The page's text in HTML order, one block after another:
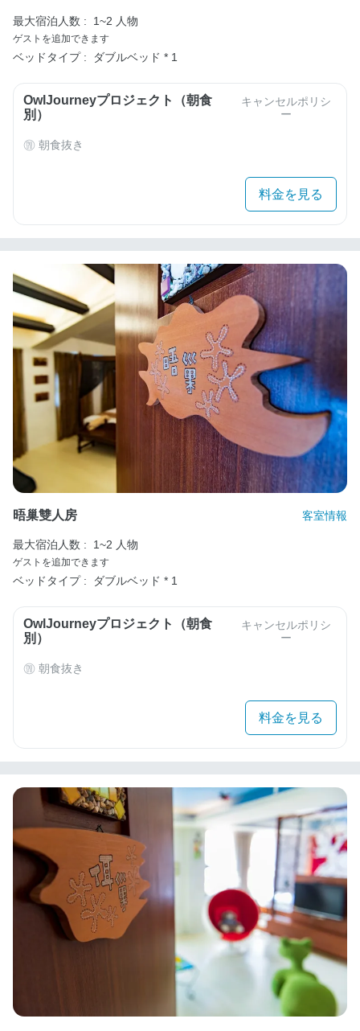
最大宿泊人数 : 1~2 人物
ゲストを追加できます
ベッドタイプ : ダブルベッド * 1
OwlJourneyプロジェクト（朝食
別）
キャンセルポリシ
ー
朝食抜き
料金を見る
晤巢雙人房 客室情報
最大宿泊人数 : 1~2 人物
ゲストを追加できます
ベッドタイプ : ダブルベッド * 1
OwlJourneyプロジェクト（朝食
別）
キャンセルポリシ
ー
朝食抜き
料金を見る